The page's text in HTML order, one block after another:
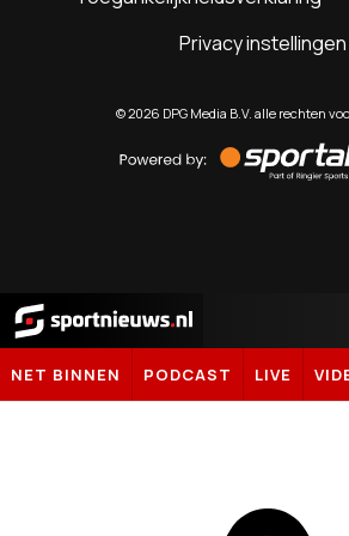
Privacy instellingen
©2026 DPG Media B.V. alle rechten
by
Sportal365
Sportnieuws.nl
NET BINNEN PODCAST LIVE